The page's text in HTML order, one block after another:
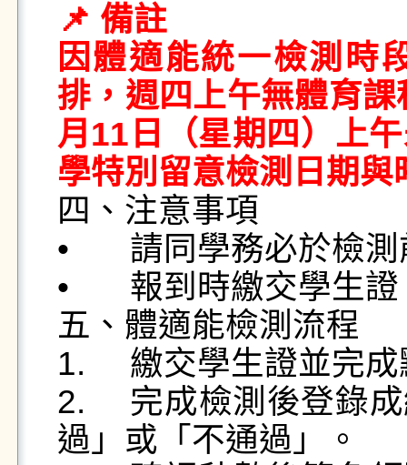
📌 備註
因體適能統一檢測時
排，週四上午無體育
月11日（星期四）上
學特別留意檢測日期與
四、注意事項
•	請同學務必於檢測前10分鐘到場暖身。
•	報到時繳交學生證，並準時參加檢測。
五、體適能檢測流程
1.	繳交學生證並完成點名／簽名。
2.	完成檢測後登錄成績，依體適能指標判定為「通
過」或「不通過」。